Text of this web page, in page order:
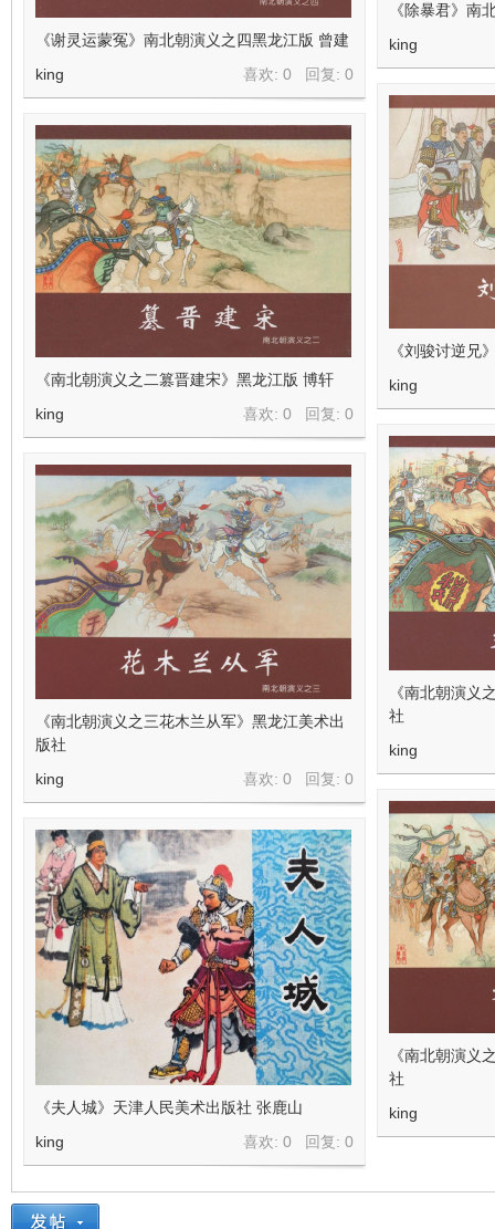
《除暴君》南
king
《谢灵运蒙冤》南北朝演义之四黑龙江版 曾建
喜欢: 0 回复: 0
king
《刘骏讨逆兄
king
《南北朝演义之二篡晋建宋》黑龙江版 博轩
喜欢: 0 回复: 0
king
《南北朝演义
社
king
《南北朝演义之三花木兰从军》黑龙江美术出
版社
喜欢: 0 回复: 0
king
《南北朝演义
社
king
《夫人城》天津人民美术出版社 张鹿山
喜欢: 0 回复: 0
king